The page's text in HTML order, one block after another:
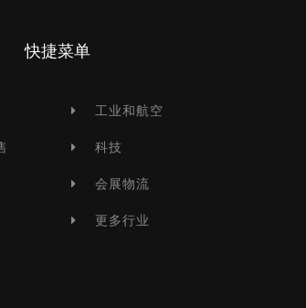
快捷菜单
工业和航空
科技
会展物流
更多行业